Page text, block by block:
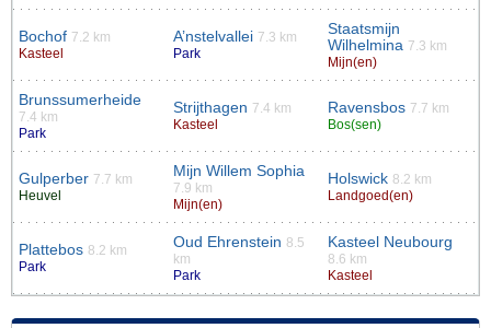
Bochof 7.2 km
Kasteel
A’nstelvallei 7.3 km
Park
Staatsmijn
Wilhelmina 7.3 km
Mijn(en)
Brunssumerheide
7.4 km
Park
Strijthagen 7.4 km
Kasteel
Ravensbos 7.7 km
Bos(sen)
Gulperber 7.7 km
Heuvel
Mijn Willem Sophia
7.9 km
Mijn(en)
Holswick 8.2 km
Landgoed(en)
Plattebos 8.2 km
Park
Oud Ehrenstein 8.5
km
Park
Kasteel Neubourg
8.6 km
Kasteel